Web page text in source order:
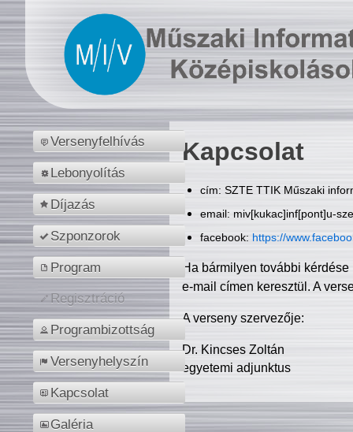
Versenyfelhívás
Lebonyolítás
Díjazás
Szponzorok
Program
Regisztráció
Programbizottság
Versenyhelyszín
Kapcsolat
Galéria
Kapcsolat
cím: SZTE TTIK Műszaki
email: miv[kukac]inf[pont]u-
facebook: https://
Ha bármilyen további
e-mail címen keresztül. A
A verseny szervezője:
Dr. Kincses Zoltán
egyetemi adjunktus